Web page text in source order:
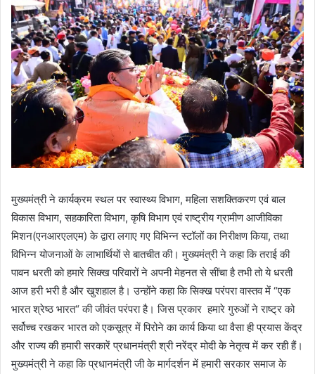
मुख्यमंत्री ने कार्यक्रम स्थल पर स्वास्थ्य विभाग, महिला सशक्तिकरण एवं बाल
विकास विभाग, सहकारिता विभाग, कृषि विभाग एवं राष्ट्रीय ग्रामीण आजीविका
मिशन(एनआरएलएम) के द्वारा लगाए गए विभिन्न स्टॉलों का निरीक्षण किया, तथा
विभिन्न योजनाओं के लाभार्थियों से बातचीत की। मुख्यमंत्री ने कहा कि तराई की
पावन धरती को हमारे सिक्ख परिवारों ने अपनी मेहनत से सींचा है तभी तो ये धरती
आज हरी भरी है और खुशहाल है। उन्होंने कहा कि सिक्ख परंपरा वास्तव में “एक
भारत श्रेष्ठ भारत“ की जीवंत परंपरा है। जिस प्रकार हमारे गुरुओं ने राष्ट्र को
सर्वोच्च रखकर भारत को एकसूत्र में पिरोने का कार्य किया था वैसा ही प्रयास केंद्र
और राज्य की हमारी सरकारें प्रधानमंत्री श्री नरेंद्र मोदी के नेतृत्व में कर रही हैं।
मुख्यमंत्री ने कहा कि प्रधानमंत्री जी के मार्गदर्शन में हमारी सरकार समाज के